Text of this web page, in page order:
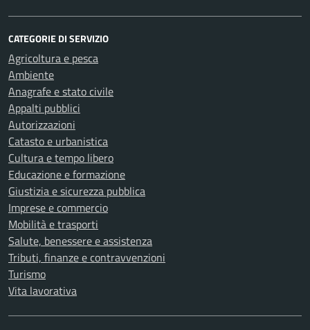
CATEGORIE DI SERVIZIO
Agricoltura e pesca
Ambiente
Anagrafe e stato civile
Appalti pubblici
Autorizzazioni
Catasto e urbanistica
Cultura e tempo libero
Educazione e formazione
Giustizia e sicurezza pubblica
Imprese e commercio
Mobilità e trasporti
Salute, benessere e assistenza
Tributi, finanze e contravvenzioni
Turismo
Vita lavorativa